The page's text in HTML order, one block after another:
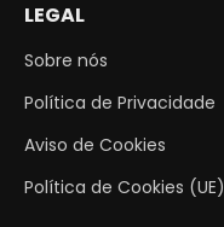
LEGAL
Sobre nós
Política de Privacidade
Aviso de Cookies
Política de Cookies (UE)